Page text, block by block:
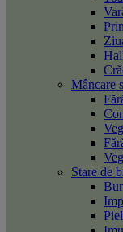
Mâncare
Stare de